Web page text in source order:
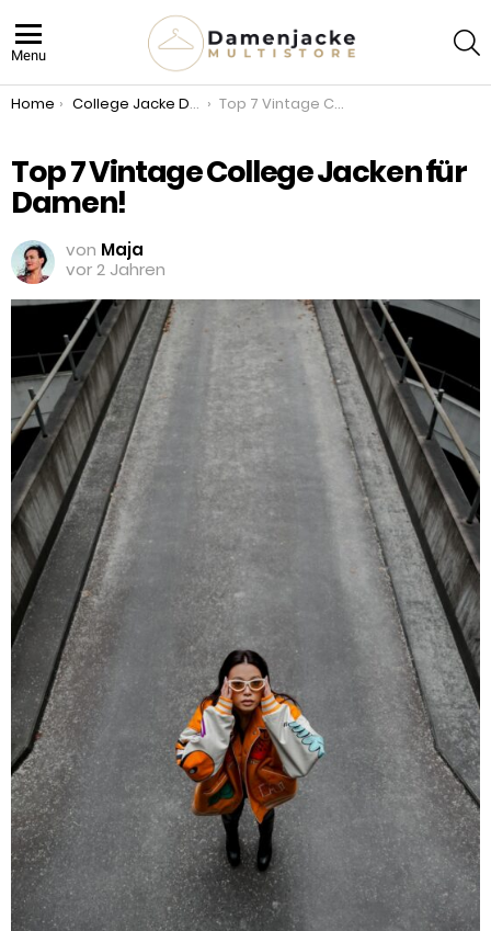
Menu
You are here:
Home College Jacke Damen Top 7 Vintage College Jacken für Damen!
Top 7 Vintage College Jacken für
Damen!
von Maja
vor 2 Jahren